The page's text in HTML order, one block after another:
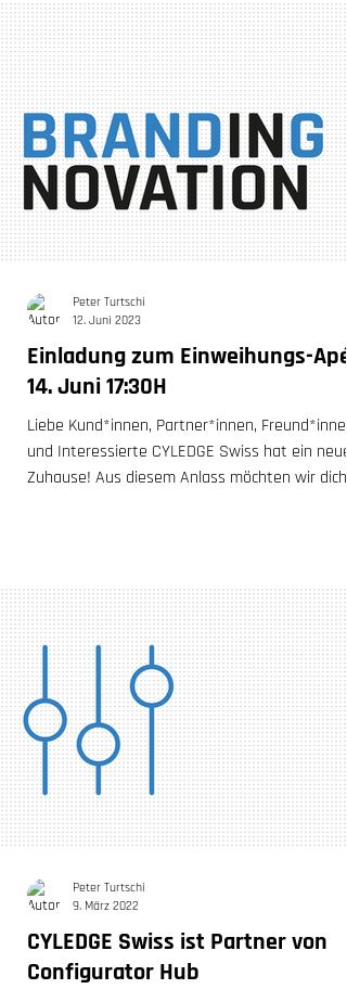
Einladung zum Einweihungs-
14. Juni 17:30H
Liebe Kund*innen, Partner*innen, Freund*innen
und Interessierte CYLEDGE Swiss hat ein neues
Zuhause! Aus diesem Anlass möchten wir dich...
Peter Turtschi
12. Juni 2023
CYLEDGE Swiss ist Partner von
Configurator Hub
Peter Turtschi
9. März 2022